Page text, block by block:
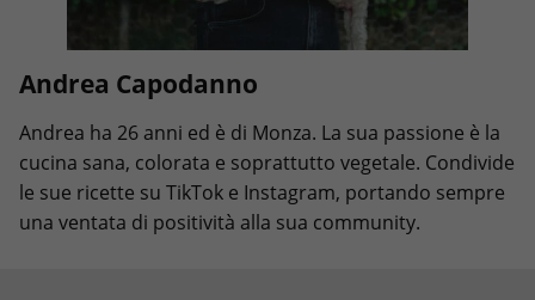
Andrea Capodanno
Andrea ha 26 anni ed è di Monza. La sua passione è la
cucina sana, colorata e soprattutto vegetale. Condivide
le sue ricette su TikTok e Instagram, portando sempre
una ventata di positività alla sua community.